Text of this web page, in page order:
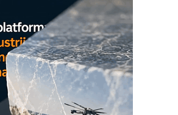
- Lim i mašine za savremena